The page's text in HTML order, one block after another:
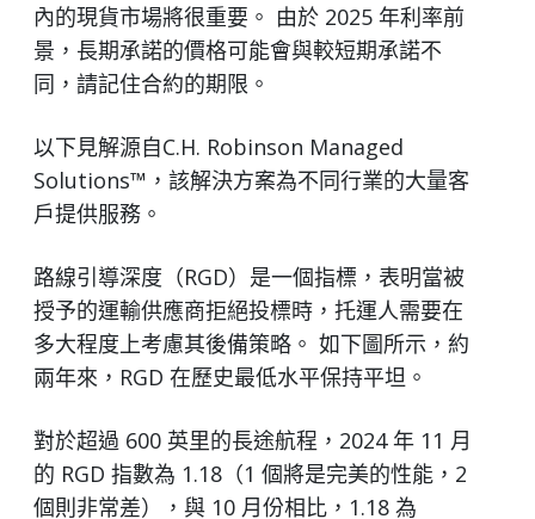
內的現貨市場將很重要。 由於 2025 年利率前
景，長期承諾的價格可能會與較短期承諾不
同，請記住合約的期限。
以下見解源自C.H. Robinson Managed
Solutions™，該解決方案為不同行業的大量客
戶提供服務。
路線引導深度（RGD）是一個指標，表明當被
授予的運輸供應商拒絕投標時，托運人需要在
多大程度上考慮其後備策略。 如下圖所示，約
兩年來，RGD 在歷史最低水平保持平坦。
對於超過 600 英里的長途航程，2024 年 11 月
的 RGD 指數為 1.18（1 個將是完美的性能，2
個則非常差），與 10 月份相比，1.18 為